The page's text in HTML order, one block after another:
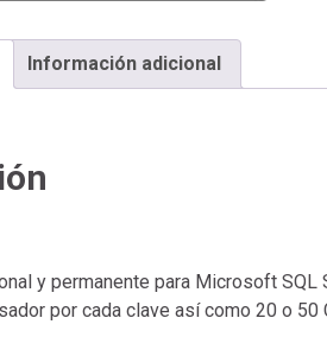
Información adicional
y permanente para Microsoft
por cada clave así como 20 o 50